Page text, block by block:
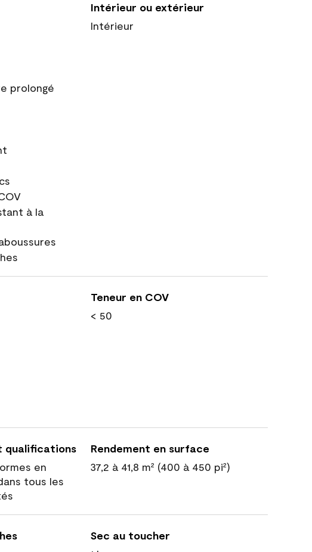
prolongé
à la
Intérieur ou extérieur
Intérieur
Teneur en COV
< 50
en
tous les
Rendement en surface
37,2 à 41,8 m² (400 à 450 pi²)
Sec au toucher